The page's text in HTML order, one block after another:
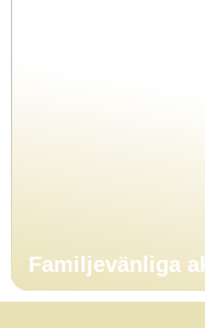
Familjevänliga